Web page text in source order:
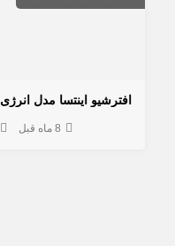
افترشیو اینتسا مدل انرژی
8 ماه قبل